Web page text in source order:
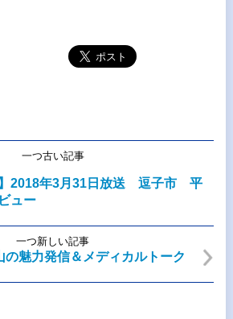
一つ古い記事
】2018年3月31日放送 逗子市 平
ュー
一つ新しい記事
の魅力発信＆メディカルトーク